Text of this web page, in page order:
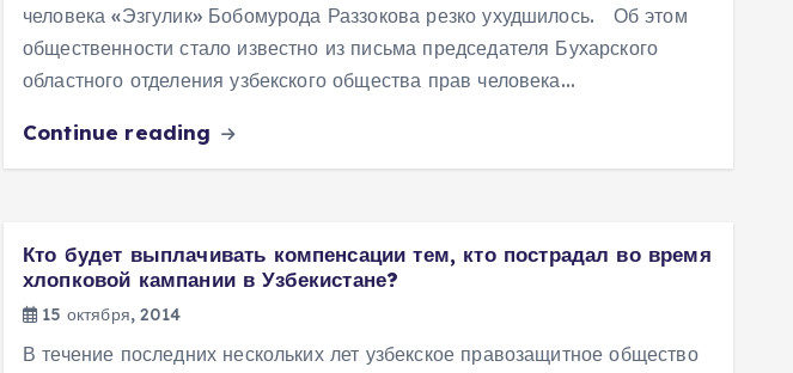
человека «Эзгулик» Бобомурода Раззокова резко ухудшилось. Об этом
общественности стало известно из письма председателя Бухарского
областного отделения узбекского общества прав человека…
Continue reading
Кто будет выплачивать компенсации тем, кто пострадал во время
хлопковой кампании в Узбекистане?
15 октября, 2014
В течение последних нескольких лет узбекское правозащитное общество